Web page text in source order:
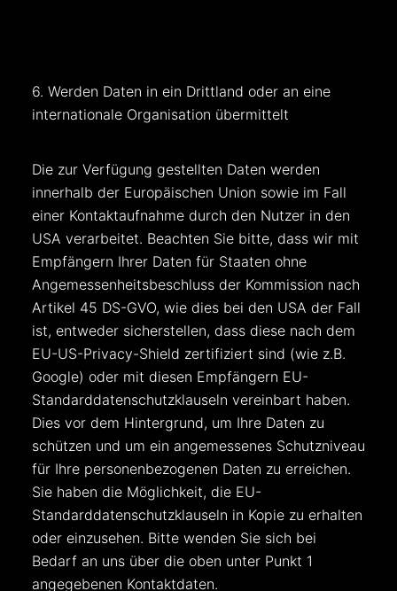
6. Werden Daten in ein Drittland oder an eine
internationale Organisation übermittelt
Die zur Verfügung gestellten Daten werden
innerhalb der Europäischen Union sowie im Fall
einer Kontaktaufnahme durch den Nutzer in den
USA verarbeitet. Beachten Sie bitte, dass wir mit
Empfängern Ihrer Daten für Staaten ohne
Angemessenheitsbeschluss der Kommission nach
Artikel 45 DS-GVO, wie dies bei den USA der Fall
ist, entweder sicherstellen, dass diese nach dem
EU-US-Privacy-Shield zertifiziert sind (wie z.B.
Google) oder mit diesen Empfängern EU-
Standarddatenschutzklauseln vereinbart haben.
Dies vor dem Hintergrund, um Ihre Daten zu
schützen und um ein angemessenes Schutzniveau
für Ihre personenbezogenen Daten zu erreichen.
Sie haben die Möglichkeit, die EU-
Standarddatenschutzklauseln in Kopie zu erhalten
oder einzusehen. Bitte wenden Sie sich bei
Bedarf an uns über die oben unter Punkt 1
angegebenen Kontaktdaten.